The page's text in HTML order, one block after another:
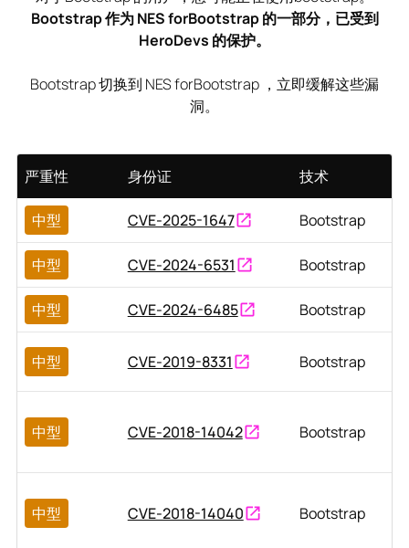
Bootstrap 作为 NES forBootstrap 的一部分，已受到
HeroDevs 的保护。
Bootstrap 切换到 NES forBootstrap ，立即缓解这些漏
洞。
严重性 身份证 技术
中型 CVE-2025-1647 Bootstrap
中型 CVE-2024-6531 Bootstrap
中型 CVE-2024-6485 Bootstrap
中型 CVE-2019-8331 Bootstrap
中型 CVE-2018-14042 Bootstrap
中型 CVE-2018-14040 Bootstrap